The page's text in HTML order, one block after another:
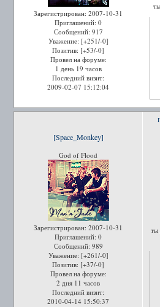
Зарегистрирован: 2007-10-31
Приглашений: 0
Сообщений: 917
Уважение: [+251/-0]
Позитив: [+53/-0]
Провел на форуме:
1 день 19 часов
Последний визит:
2009-02-07 15:12:04
[Space_Monkey]
God of Flood
Зарегистрирован: 2007-10-31
Приглашений: 0
Сообщений: 989
Уважение: [+261/-0]
Позитив: [+37/-0]
Провел на форуме:
2 дня 11 часов
Последний визит:
2010-04-14 15:50:37
ты